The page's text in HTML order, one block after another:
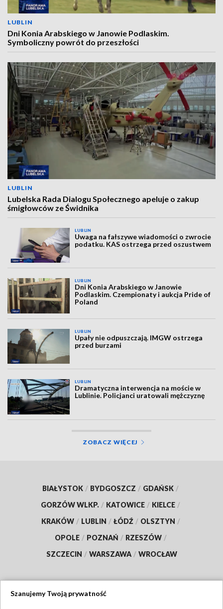
LUBLIN
Dni Konia Arabskiego w Janowie Podlaskim.
Symboliczny powrót do przeszłości
LUBLIN
Lubelska Rada Dialogu Społecznego apeluje o zakup
śmigłowców ze Świdnika
LUBLIN
Uwaga na fałszywe wiadomości o zwrocie
podatku. KAS ostrzega przed oszustwem
LUBLIN
Dni Konia Arabskiego w Janowie
Podlaskim. Czempionaty i aukcja Pride of
Poland
LUBLIN
Upały nie odpuszczają. IMGW ostrzega
przed burzami
LUBLIN
Dramatyczna interwencja na moście w
Lublinie. Policjanci uratowali mężczyznę
ZOBACZ WIĘCEJ
BIAŁYSTOK / BYDGOSZCZ / GDAŃSK /
GORZÓW WLKP. / KATOWICE / KIELCE /
KRAKÓW / LUBLIN / ŁÓDŹ / OLSZTYN /
OPOLE / POZNAŃ / RZESZÓW /
SZCZECIN / WARSZAWA / WROCŁAW
Szanujemy Twoją prywatność